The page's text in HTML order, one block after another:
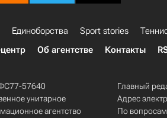
Единоборства Sport stories
Об агентстве Контакты
57640
унитарное
агентство
Главный
Адрес
По